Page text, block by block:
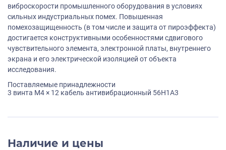
виброскорости промышленного оборудования в условиях
сильных индустриальных помех. Повышенная
помехозащищенность (в том числе и защита от пироэффекта)
достигается конструктивными особенностями сдвигового
чувствительного элемента, электронной платы, внутреннего
экрана и его электрической изоляцией от объекта
исследования.
Поставляемые принадлежности
3 винта M4 × 12 кабель антивибрационный 56H1A3
Наличие и цены